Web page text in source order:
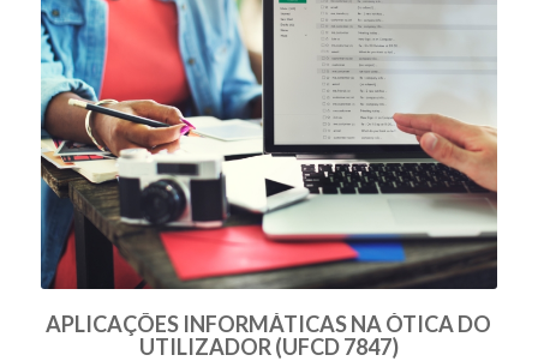
APLICAÇÕES INFORMÁTICAS NA ÓTICA DO
UTILIZADOR (UFCD 7847)